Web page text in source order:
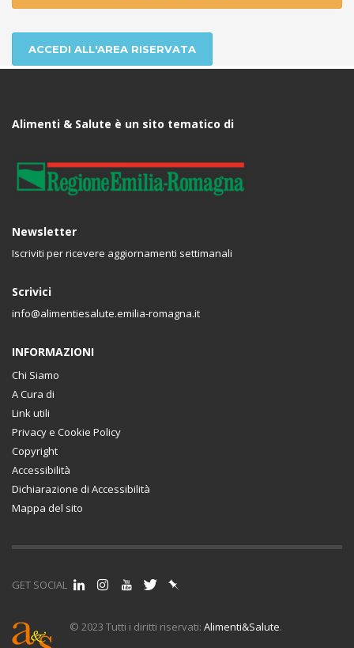
ACCEDI ALL'AREA RISERVATA
Alimenti & Salute è un sito tematico di
Newsletter
Iscriviti per ricevere aggiornamenti settimanali
Scrivici
info@alimentiesalute.emilia-romagna.it
INFORMAZIONI
Chi Siamo
A Cura di
Link utili
Privacy e Cookie Policy
Copyright
Accessibilità
Dichiarazione di Accessibilità
Mappa del sito
GET SOCIAL
© 2023 Tutti i diritti riservati: Alimenti&Salute.